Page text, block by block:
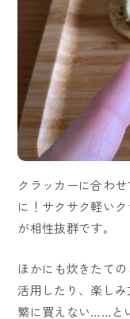
クラッカーに合わ
に！サクサク軽い
が相性抜群です。
ほかにも炊きたて
活用したり、楽し
繁に買えない……と